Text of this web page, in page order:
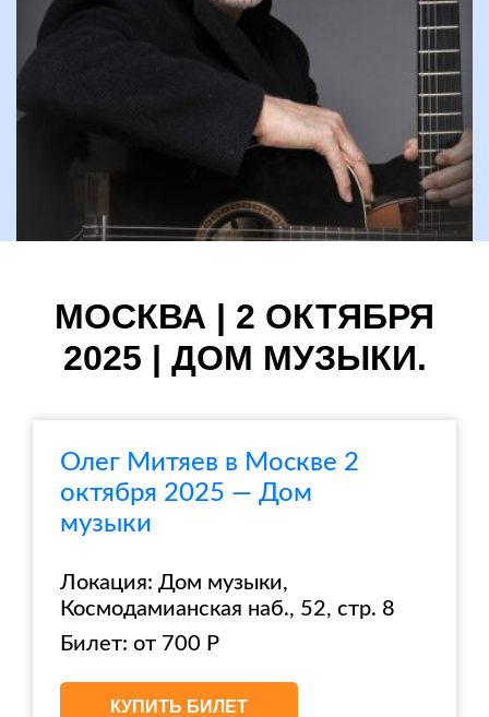
МОСКВА | 2 ОКТЯБРЯ
2025 | ДОМ МУЗЫКИ.
Олег Митяев в Москве 2
октября 2025 — Дом
музыки
Локация: Дом музыки,
Космодамианская наб., 52, стр. 8
Билет: от 700 Р
КУПИТЬ БИЛЕТ